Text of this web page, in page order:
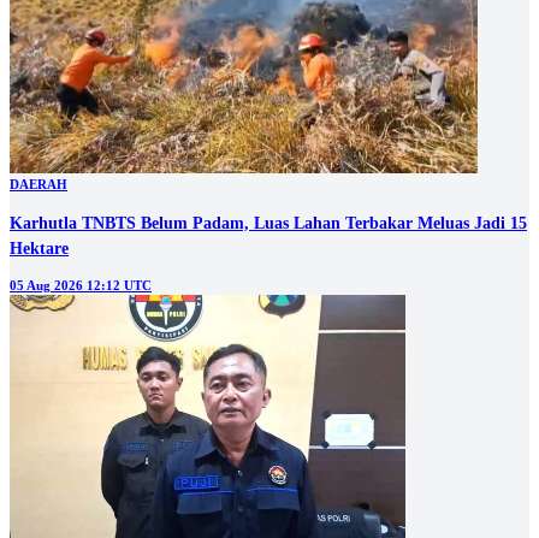
DAERAH
Karhutla TNBTS Belum Padam, Luas Lahan Terbakar Meluas Jadi 15
Hektare
05 Aug 2026 12:12 UTC